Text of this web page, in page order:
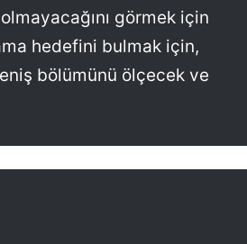
görmek için
hedefini bulmak için,
bölümünü ölçecek ve